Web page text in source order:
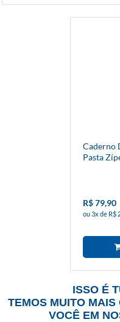
Caderno
Pasta
R$ 79,90
ou 3x de R$
ISSO É
TEMOS MUITO MAIS
VOCÊ EM